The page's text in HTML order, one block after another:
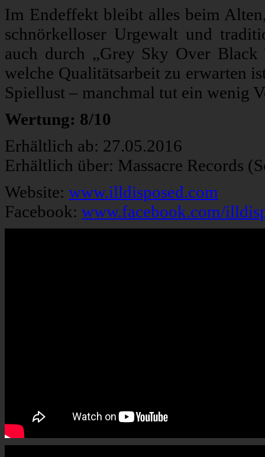
Im Endeffekt bleibt alles beim
schnörkelloser Urgewalt und
auch durch „Grey Sky Over
welche Qualitätsarbeit zu erwarten
Spiellust – manchmal tut ein wenig
Wertung: 8/10
Erhältlich ab: 27.05.2016
Erhältlich über: Massacre Records
Website: www.illdisposed.com
Facebook: www.facebook.com/